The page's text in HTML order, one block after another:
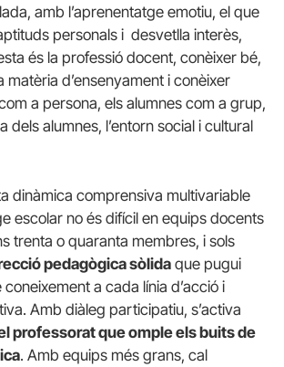
amb l’aprenentatge emotiu, el que
personals i desvetlla interès,
és la professió docent, conèixer bé,
matèria d’ensenyament i conèixer
a persona, els alumnes com a grup,
dels alumnes, l’entorn social i cultural
dinàmica comprensiva multivariable
escolar no és difícil en equips docents
trenta o quaranta membres, i sols
pedagògica sòlida que pugui
a cada línia d’acció i
Amb diàleg participatiu, s’activa
professorat que omple els buits de
. Amb equips més grans, cal